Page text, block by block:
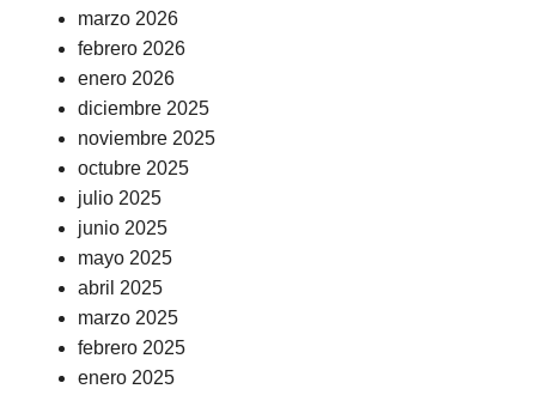
marzo 2026
febrero 2026
enero 2026
diciembre 2025
noviembre 2025
octubre 2025
julio 2025
junio 2025
mayo 2025
abril 2025
marzo 2025
febrero 2025
enero 2025